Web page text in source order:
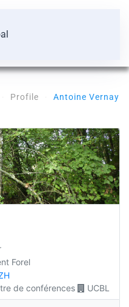
Profile Antoine Vernay
Forel
de conférences
UCBL
Plus